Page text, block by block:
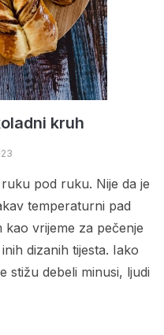
kruh
pod ruku. Nije da je
temperaturni pad
kao vrijeme za pečenje
dizanih tijesta. Iako
stižu debeli minusi, ljudi